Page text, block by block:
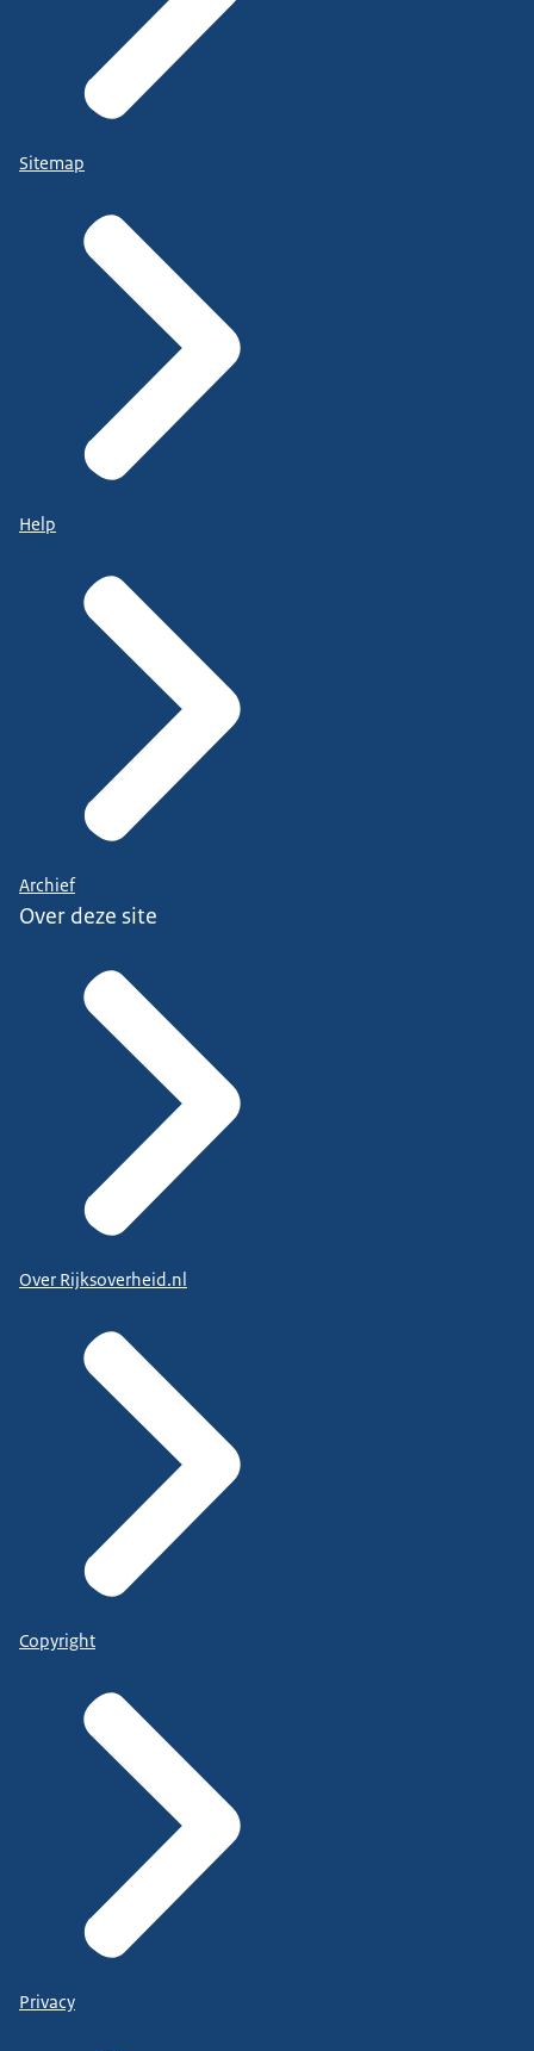
Sitemap
Help
Archief
Over deze site
Over Rijksoverheid.nl
Copyright
Privacy